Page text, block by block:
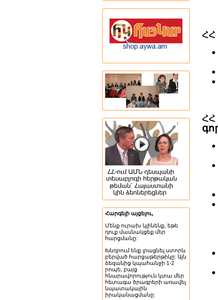
Հարգելի այցելու,
Մենք ուրախ կլինենք, եթե
դուք մասնակցեք մեր
հարցմանը:
Խնդրում ենք լրացնել ստորև
բերված հարցաթերթիկը: Այն
ձեզանից կպահանջի 1-2
րոպե, բայց
հնարավորություն կտա մեր
հետագա ծրագրերի առավել
նպատակային
իրականացմանը:
ՀՀ